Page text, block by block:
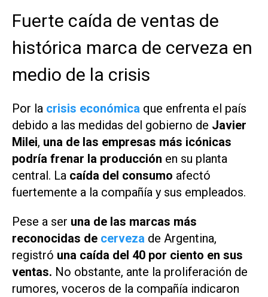
Fuerte caída de ventas de
histórica marca de cerveza en
medio de la crisis
Por la crisis económica que enfrenta el país
debido a las medidas del gobierno de Javier
Milei, una de las empresas más icónicas
podría frenar la producción en su planta
central. La caída del consumo afectó
fuertemente a la compañía y sus empleados.
Pese a ser una de las marcas más
reconocidas de cerveza de Argentina,
registró una caída del 40 por ciento en sus
ventas. No obstante, ante la proliferación de
rumores, voceros de la compañía indicaron